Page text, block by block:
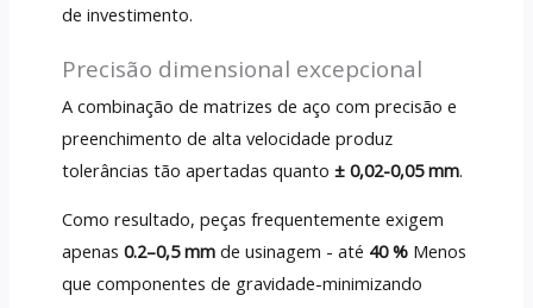
de investimento.
Precisão dimensional excepcional
A combinação de matrizes de aço com precisão e
preenchimento de alta velocidade produz
tolerâncias tão apertadas quanto ± 0,02-0,05 mm.
Como resultado, peças frequentemente exigem
apenas 0.2–0,5 mmde usinagem - até 40 %Menos
que componentes de gravidade-minimizando